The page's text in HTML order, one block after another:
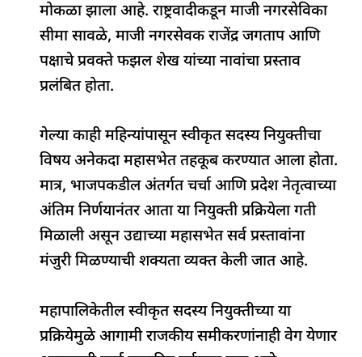
मोकळा झाला आहे. राष्ट्रवादीकडून माजी नगरसेविका
सीमा सावळे, माजी नगरसेवक राजेंद्र जगताप आणि
पक्षाचे प्रवक्ते फझल शेख यांच्या नावांचा प्रस्ताव
प्रलंबित होता.
गेल्या काही महिन्यांपासून स्वीकृत सदस्य नियुक्तीचा
विषय अनेकदा महासभेत तहकूब करण्यात आला होता.
मात्र, भाजपकडील अंतर्गत चर्चा आणि प्रदेश नेतृत्वाच्या
अंतिम निर्णयानंतर आता या नियुक्ती प्रक्रियेला गती
मिळाली असून उद्याच्या महासभेत सर्व प्रस्तावांना
मंजुरी मिळण्याची शक्यता व्यक्त केली जात आहे.
महापालिकेतील स्वीकृत सदस्य नियुक्तीच्या या
प्रक्रियेमुळे आगामी राजकीय समीकरणांनाही वेग येणार